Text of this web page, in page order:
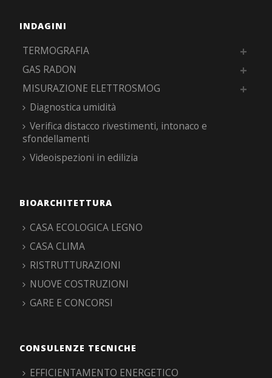
INDAGINI
TERMOGRAFIA
GAS RADON
MISURAZIONE ELETTROSMOG
Diagnostica umidità
Verifica distacco rivestimenti, intonaco e
sfondellamenti
Videoispezioni in edilizia
BIOARCHITETTURA
CASA ECOLOGICA LEGNO
CASA CLIMA
RISTRUTTURAZIONI
NUOVE COSTRUZIONI
GARE E CONCORSI
CONSULENZE TECNICHE
EFFICIENTAMENTO ENERGETICO